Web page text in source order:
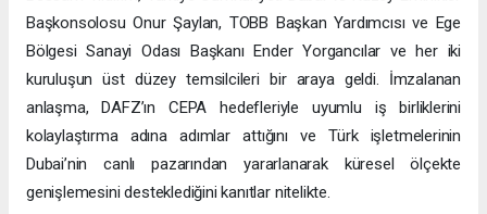
Başkonsolosu Onur Şaylan, TOBB Başkan Yardımcısı ve Ege
Bölgesi Sanayi Odası Başkanı Ender Yorgancılar ve her iki
kuruluşun üst düzey temsilcileri bir araya geldi. İmzalanan
anlaşma, DAFZ’ın CEPA hedefleriyle uyumlu iş birliklerini
kolaylaştırma adına adımlar attığını ve Türk işletmelerinin
Dubai’nin canlı pazarından yararlanarak küresel ölçekte
genişlemesini desteklediğini kanıtlar nitelikte.